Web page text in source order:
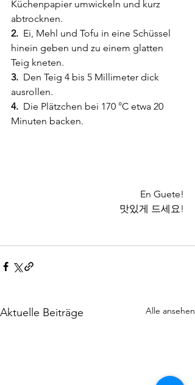
Küchenpapier umwickeln und kurz
abtrocknen.
2.
  Ei, Mehl und Tofu in eine Schüssel
hinein geben und zu einem glatten
Teig kneten.
3.
  Den Teig 4 bis 5 Millimeter dick
ausrollen.
4. Die Plätzchen bei 170 °C etwa 20
Minuten backen.
En Guete!
맛있게 드세요!
Aktuelle Beiträge Alle ansehen